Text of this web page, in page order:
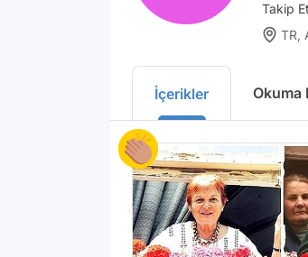
Takip
TR,
İçerikler Okuma